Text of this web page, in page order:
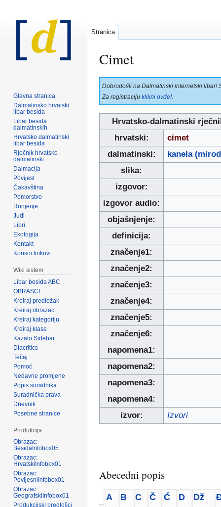
Cimet
Prijeđi
na
navigaciju
Prijeđi
na
pretraživanje
Dobrodošli na Dalmatinski internetski libar!
Za registraciju klikni ovde!
Hrvatsko-dalmatinski
hrvatski:
cimet
dalmatinski:
kanela
slika:
izgovor:
izgovor audio:
objašnjenje:
definicija:
značenje1:
značenje2:
značenje3:
značenje4:
značenje5:
značenje6:
napomena1:
napomena2:
napomena3:
napomena4:
izvor:
Izvori
Abecedni popis
A
B
C
Č
Ć
D
Dž
Stranica
Glavna stranica
Dalmatinsko hrvatski
libar besida
Libar besida
dalmatinskih
Hrvatsko dalmatinski
libar besida
Rječnik hrvatsko-
dalmatinski
Dalmacija
Povijest
Čakavština
Pomorstvo
Ronjenje
Judi
Libri
Ekologija
Kontakt
Korisni linkovi
Wiki sistem
Libar besida ABC
OBRASCI
Kreiraj predložak
Kreiraj obrazac
Kreiraj kategoriju
Kreiraj klase
Kazalo Sidebar
Diacritics
Tečaj
Pomoć
Nedavne promjene
Popis suradnika
Suradnička prava
Dnevnik
Posebne stranice
Produkcija
Obrazac:
BesidaInfobox05
Obrazac:
HrvatskiInfobox01
Obrazac:
PovijesniInfobox01
Obrazac:
GeografskiInfobox01
Produkcijski predlošci